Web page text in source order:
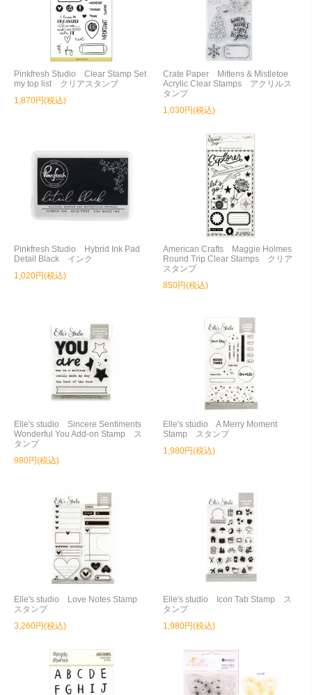
Pinkfresh Studio Clear Stamp Set
my top list クリアスタンプ
1,870円(税込)
Crate Paper Mittens & Mistletoe
Acrylic Clear Stamps アクリルス
タンプ
1,030円(税込)
Pinkfresh Studio Hybrid Ink Pad
Detail Black インク
1,020円(税込)
American Crafts Maggie Holmes
Round Trip Clear Stamps クリア
スタンプ
850円(税込)
Elle's studio Sincere Sentiments
Wonderful You Add-on Stamp ス
タンプ
980円(税込)
Elle's studio A Merry Moment
Stamp スタンプ
1,980円(税込)
Elle's studio Love Notes Stamp
スタンプ
3,260円(税込)
Elle's studio Icon Tab Stamp ス
タンプ
1,980円(税込)